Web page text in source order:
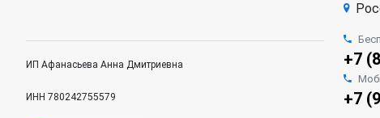
ИП Афанасьева Анна Дмитриевна
ИНН 780242755579
+7
+7